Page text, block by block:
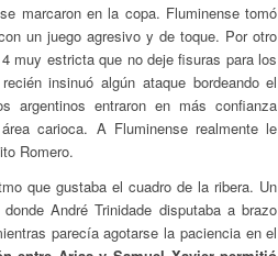
marcaron en la copa. Fluminense tomó
un juego agresivo y de toque. Por otro
muy estricta que no deje fisuras para los
insinuó algún ataque bordeando el
argentinos entraron en más confianza
carioca. A Fluminense realmente le
Romero.
que gustaba el cuadro de la ribera. Un
André Trinidade disputaba a brazo
parecía agotarse la paciencia en el